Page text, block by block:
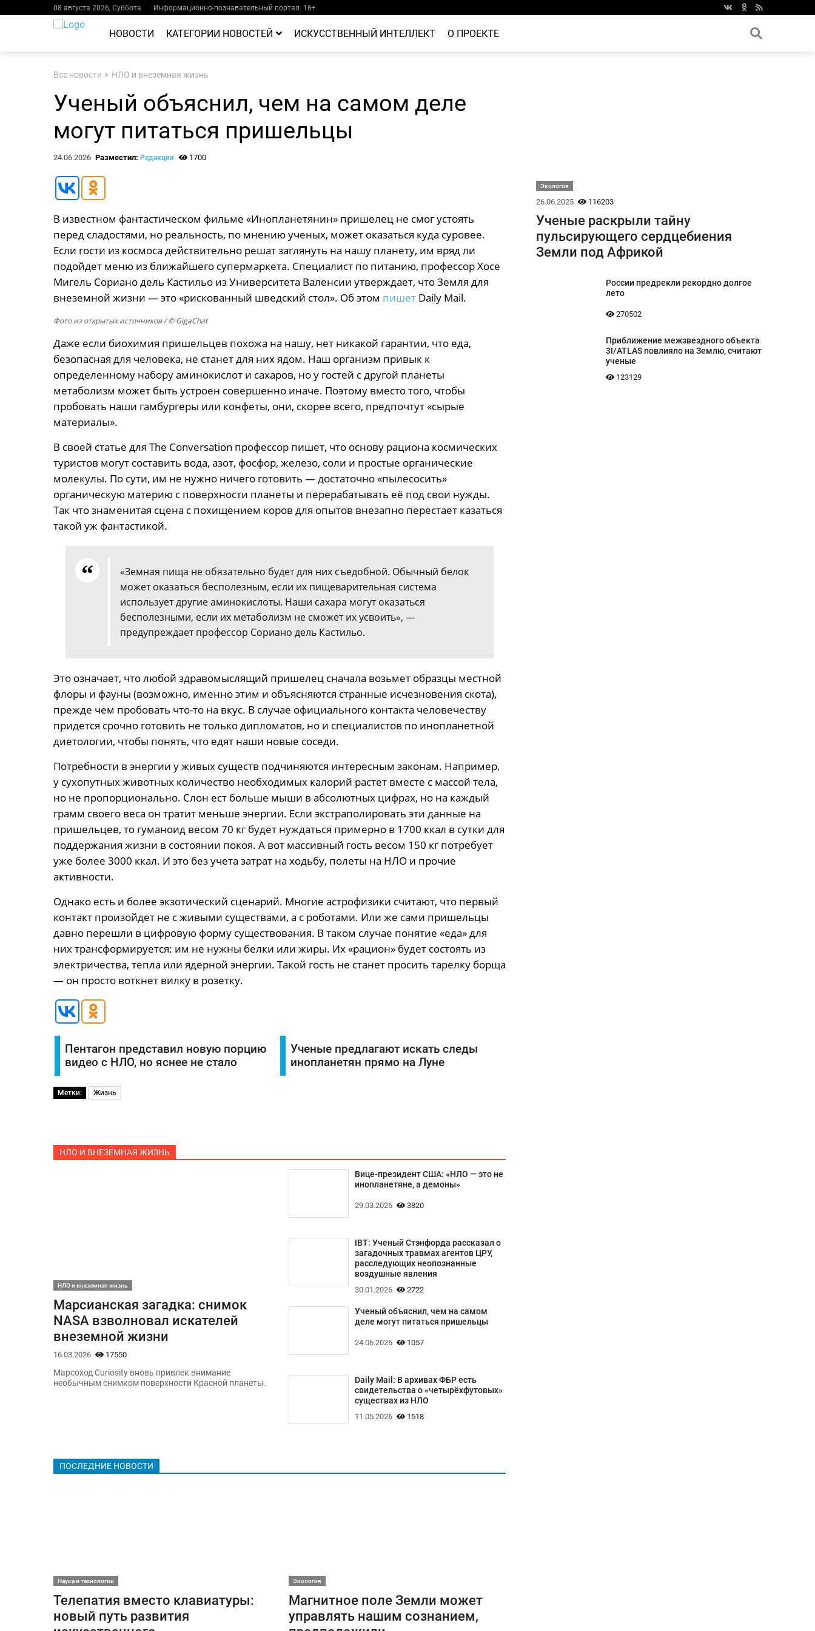
08 августа 2026, Суббота Информационно-познавательный портал. 16+
НОВОСТИ КАТЕГОРИИ НОВОСТЕЙ ИСКУССТВЕННЫЙ ИНТЕЛЛЕКТ О ПРОЕКТЕ
Все новости НЛО и внеземная жизнь
Ученый объяснил, чем на самом деле
могут питаться пришельцы
24.06.2026 Разместил: Редакция 1700
В известном фантастическом фильме «Инопланетянин» пришелец не смог устоять
перед сладостями, но реальность, по мнению ученых, может оказаться куда суровее.
Если гости из космоса действительно решат заглянуть на нашу планету, им вряд ли
подойдет меню из ближайшего супермаркета. Специалист по питанию, профессор Хосе
Мигель Сориано дель Кастильо из Университета Валенсии утверждает, что Земля для
внеземной жизни — это «рискованный шведский стол». Об этом пишетDaily Mail.
Фото из открытых источников/ © GigaChat
Даже если биохимия пришельцев похожа на нашу, нет никакой гарантии, что еда,
безопасная для человека, не станет для них ядом. Наш организм привык к
определенному набору аминокислот и сахаров, но у гостей с другой планеты
метаболизм может быть устроен совершенно иначе. Поэтому вместо того, чтобы
пробовать наши гамбургеры или конфеты, они, скорее всего, предпочтут «сырые
материалы».
В своей статье для The Conversation профессор пишет, что основу рациона космических
туристов могут составить вода, азот, фосфор, железо, соли и простые органические
молекулы. По сути, им не нужно ничего готовить — достаточно «пылесосить»
органическую материю с поверхности планеты и перерабатывать её под свои нужды.
Так что знаменитая сцена с похищением коров для опытов внезапно перестает казаться
такой уж фантастикой.
«Земная пища не обязательно будет для них съедобной. Обычный белок
может оказаться бесполезным, если их пищеварительная система
использует другие аминокислоты. Наши сахара могут оказаться
бесполезными, если их метаболизм не сможет их усвоить», —
предупреждает профессор Сориано дель Кастильо.
Это означает, что любой здравомыслящий пришелец сначала возьмет образцы местной
флоры и фауны (возможно, именно этим и объясняются странные исчезновения скота),
прежде чем пробовать что-то на вкус. В случае официального контакта человечеству
придется срочно готовить не только дипломатов, но и специалистов по инопланетной
диетологии, чтобы понять, что едят наши новые соседи.
Потребности в энергии у живых существ подчиняются интересным законам. Например,
у сухопутных животных количество необходимых калорий растет вместе с массой тела,
но не пропорционально. Слон ест больше мыши в абсолютных цифрах, но на каждый
грамм своего веса он тратит меньше энергии. Если экстраполировать эти данные на
пришельцев, то гуманоид весом 70 кг будет нуждаться примерно в 1700 ккал в сутки для
поддержания жизни в состоянии покоя. А вот массивный гость весом 150 кг потребует
уже более 3000 ккал. И это без учета затрат на ходьбу, полеты на НЛО и прочие
активности.
Однако есть и более экзотический сценарий. Многие астрофизики считают, что первый
контакт произойдет не с живыми существами, а с роботами. Или же сами пришельцы
давно перешли в цифровую форму существования. В таком случае понятие «еда» для
них трансформируется: им не нужны белки или жиры. Их «рацион» будет состоять из
электричества, тепла или ядерной энергии. Такой гость не станет просить тарелку борща
— он просто воткнет вилку в розетку.
Пентагон представил новую порцию
видео с НЛО, но яснее не стало
Ученые предлагают искать следы
инопланетян прямо на Луне
Метки: Жизнь
НЛО И ВНЕЗЕМНАЯ ЖИЗНЬ
НЛО и внеземная жизнь
Марсианская загадка: снимок
NASA взволновал искателей
внеземной жизни
16.03.2026 17550
Марсоход Curiosity вновь привлек внимание
необычным снимком поверхности Красной планеты.
Вице-президент США: «НЛО — это не
инопланетяне, а демоны»
29.03.2026 3820
IBT: Ученый Стэнфорда рассказал о
загадочных травмах агентов ЦРУ,
расследующих неопознанные
воздушные явления
30.01.2026 2722
Ученый объяснил, чем на самом
деле могут питаться пришельцы
24.06.2026 1057
Daily Mail: В архивах ФБР есть
свидетельства о «четырёхфутовых»
существах из НЛО
11.05.2026 1518
ПОСЛЕДНИЕ НОВОСТИ
Наука и технологии
Телепатия вместо клавиатуры:
новый путь развития
Экология
Магнитное поле Земли может
управлять нашим сознанием,
Экология
26.06.2025 116203
Ученые раскрыли тайну
пульсирующего сердцебиения
Земли под Африкой
России предрекли рекордно долгое
лето
270502
Приближение межзвездного объекта
3I/ATLAS повлияло на Землю, считают
ученые
123129